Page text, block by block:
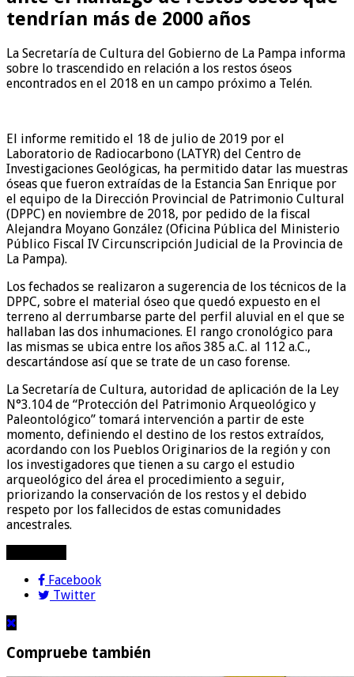
tendrían más de 2000 años
La Secretaría de Cultura del Gobierno de La Pampa informa
sobre lo trascendido en relación a los restos óseos
encontrados en el 2018 en un campo próximo a Telén.
El informe remitido el 18 de julio de 2019 por el
Laboratorio de Radiocarbono (LATYR) del Centro de
Investigaciones Geológicas, ha permitido datar las muestras
óseas que fueron extraídas de la Estancia San Enrique por
el equipo de la Dirección Provincial de Patrimonio Cultural
(DPPC) en noviembre de 2018, por pedido de la fiscal
Alejandra Moyano González (Oficina Pública del Ministerio
Público Fiscal IV Circunscripción Judicial de la Provincia de
La Pampa).
Los fechados se realizaron a sugerencia de los técnicos de la
DPPC, sobre el material óseo que quedó expuesto en el
terreno al derrumbarse parte del perfil aluvial en el que se
hallaban las dos inhumaciones. El rango cronológico para
las mismas se ubica entre los años 385 a.C. al 112 a.C.,
descartándose así que se trate de un caso forense.
La Secretaría de Cultura, autoridad de aplicación de la Ley
N°3.104 de “Protección del Patrimonio Arqueológico y
Paleontológico” tomará intervención a partir de este
momento, definiendo el destino de los restos extraídos,
acordando con los Pueblos Originarios de la región y con
los investigadores que tienen a su cargo el estudio
arqueológico del área el procedimiento a seguir,
priorizando la conservación de los restos y el debido
respeto por los fallecidos de estas comunidades
ancestrales.
Facebook
Twitter
Compruebe también